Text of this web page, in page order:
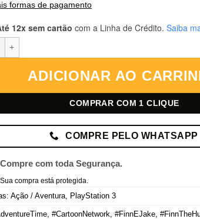
formas de pagamento
12x sem cartão com a Linha de Crédito. Saiba
Time: As Investigações de Finn e Jake (A Hora da
ADICIONAR AO
COMPRAR COM 1 CLIQUE
COMPRE PELO WHATSAPP
Compre com toda Segurança.
Sua compra está protegida.
Ação / Aventura PlayStation 3
#CartoonNetwork #FinnEJake